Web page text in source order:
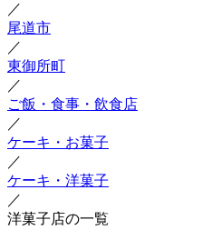
／
尾道市
／
東御所町
／
ご飯・食事・飲食店
／
ケーキ・お菓子
／
ケーキ・洋菓子
／
洋菓子店の一覧